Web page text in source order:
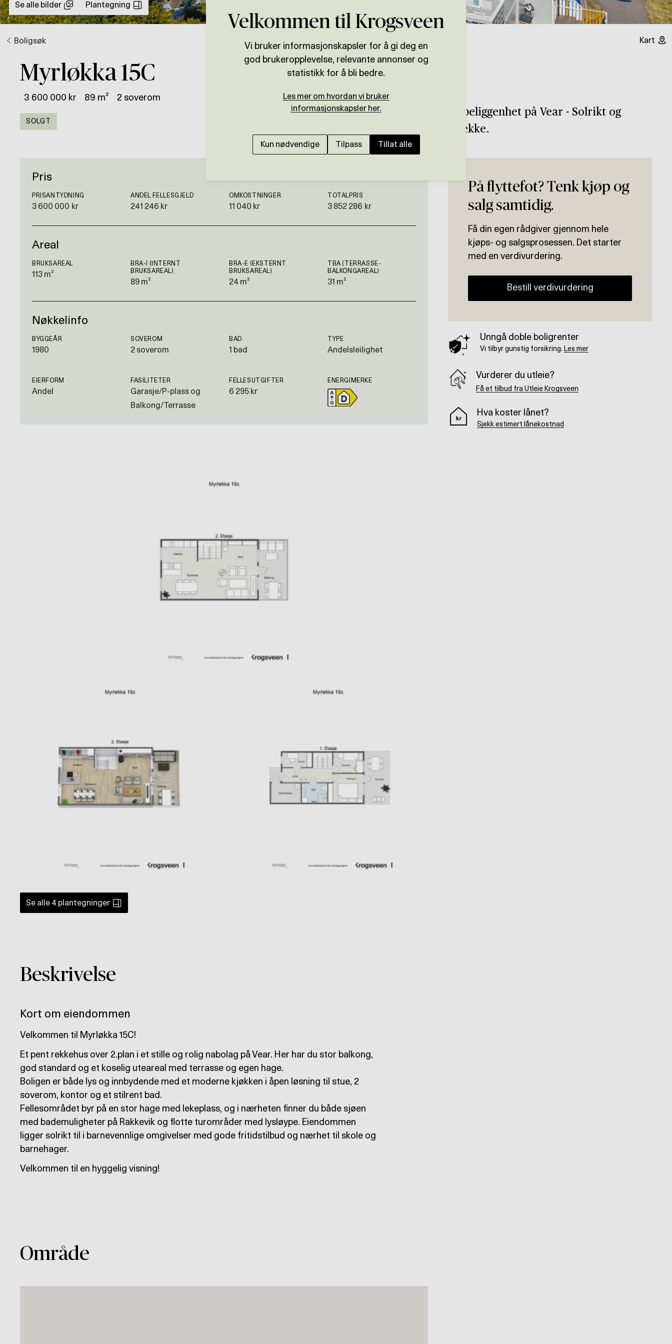
Se alle bilder Plantegning
Boligsøk Kart
Myrløkka 15C
3 600 000 kr 89 m² 2 soverom
SOLGT
Pent rekkehus med flott beliggenhet på Vear - Solrikt og
barnevennlig! Garasje i rekke.
Pris
PRISANTYDNING
3 600 000 kr
ANDEL FELLESGJELD
241 246 kr
OMKOSTNINGER
11 040 kr
TOTALPRIS
3 852 286 kr
Areal
BRUKSAREAL
113 m²
BRA-I (INTERNT
BRUKSAREAL)
89 m²
BRA-E (EKSTERNT
BRUKSAREAL)
24 m²
TBA (TERRASSE-
BALKONGAREAL)
31 m²
Nøkkelinfo
BYGGEÅR
1980
SOVEROM
2 soverom
BAD
1 bad
TYPE
Andelsleilighet
EIERFORM
Andel
FASILITETER
Garasje/P-plass og
Balkong/Terrasse
FELLESUTGIFTER
6 295 kr
ENERGIMERKE
Se alle 4 plantegninger
Beskrivelse
Kort om eiendommen
Velkommen til Myrløkka 15C!
Et pent rekkehus over 2.plan i et stille og rolig nabolag på Vear. Her har du stor balkong,
god standard og et koselig uteareal med terrasse og egen hage.
Boligen er både lys og innbydende med et moderne kjøkken i åpen løsning til stue, 2
soverom, kontor og et stilrent bad.
Fellesområdet byr på en stor hage med lekeplass, og i nærheten finner du både sjøen
med bademuligheter på Rakkevik og flotte turområder med lysløype. Eiendommen
ligger solrikt til i barnevennlige omgivelser med gode fritidstilbud og nærhet til skole og
barnehager.
Velkommen til en hyggelig visning!
Område
På flyttefot? Tenk kjøp og
salg samtidig.
Få din egen rådgiver gjennom hele
kjøps- og salgsprosessen. Det starter
med en verdivurdering.
Bestill verdivurdering
Unngå doble boligrenter
Vi tilbyr gunstig forsikring. Les mer
Vurderer du utleie?
Få et tilbud fra Utleie Krogsveen
Hva koster lånet?
Sjekk estimert lånekostnad
Velkommen til Krogsveen
Vi bruker informasjonskapsler for å gi deg en
god brukeropplevelse, relevante annonser og
statistikk for å bli bedre.
Les mer om hvordan vi bruker
informasjonskapsler her.
Kun nødvendige Tilpass Tillat alle